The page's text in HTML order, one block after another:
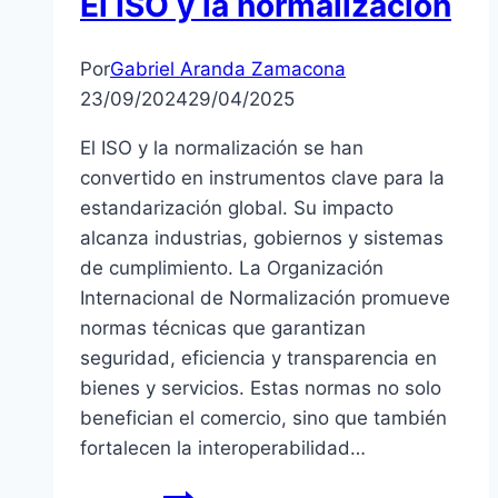
PorGabriel Aranda Zamacona
23/09/202429/04/2025
El ISO y la normalización se han
convertido en instrumentos clave para la
estandarización global. Su impacto
alcanza industrias, gobiernos y sistemas
de cumplimiento. La Organización
Internacional de Normalización promueve
normas técnicas que garantizan
seguridad, eficiencia y transparencia en
bienes y servicios. Estas normas no solo
benefician el comercio, sino que también
fortalecen la interoperabilidad…